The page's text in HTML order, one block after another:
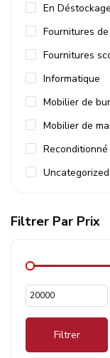
En Déstockage
Fournitures
Fournitures
Informatique
Mobilier de
Mobilier de
Reconditionné
Uncategorized
Filtrer Par Prix
Filtrer